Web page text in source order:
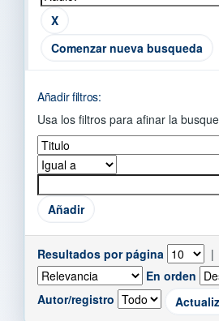
Comenzar nueva busqueda
Añadir filtros:
Usa los filtros para afinar la
Resultados por página |
En orden
Autor/registro